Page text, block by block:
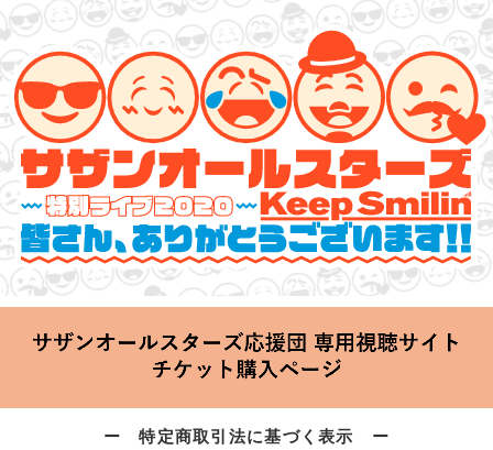
サザンオールスターズ 特別ライブ 2020
2020.06.25 Thu 20:00 Start at 横浜アリーナ
ー 特定商取引法に基づく表示 ー